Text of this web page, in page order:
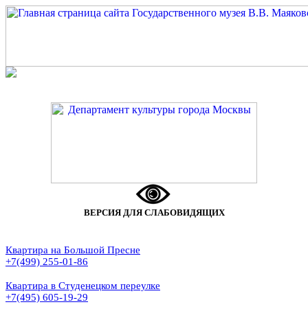
ВЕРСИЯ ДЛЯ СЛАБОВИДЯЩИХ
Квартира на Большой Пресне
+7(499) 255-01-86
Квартира в Студенецком переулке
+7(495) 605-19-29